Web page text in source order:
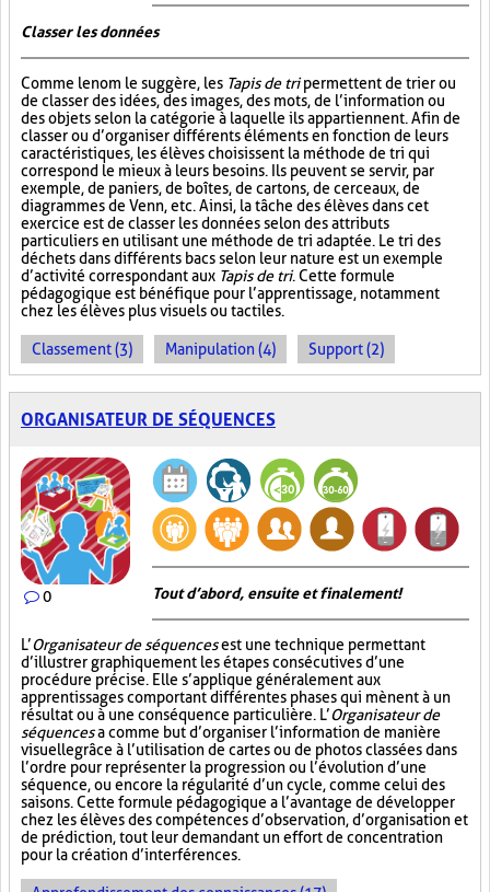
Classer les données
Comme le nom le suggère, les Tapis de tripermettent de trier ou
de classer des idées, des images, des mots, de l’information ou
des objets selon la catégorie à laquelle ils appartiennent. Afin de
classer ou d’organiser différents éléments en fonction de leurs
caractéristiques, les élèves choisissent la méthode de tri qui
correspond le mieux à leurs besoins. Ils peuvent se servir, par
exemple, de paniers, de boîtes, de cartons, de cerceaux, de
diagrammes de Venn, etc. Ainsi, la tâche des élèves dans cet
exercice est de classer les données selon des attributs
particuliers en utilisant une méthode de tri adaptée. Le tri des
déchets dans différents bacs selon leur nature est un exemple
d’activité correspondant aux Tapis de tri. Cette formule
pédagogique est bénéfique pour l’apprentissage, notamment
chez les élèves plus visuels ou tactiles.
Classement (3) Manipulation (4) Support (2)
ORGANISATEUR DE SÉQUENCES
0 Tout d’abord, ensuite et finalement!
L’Organisateur de séquencesest une technique permettant
d’illustrer graphiquement les étapes consécutives d’une
procédure précise. Elle s’applique généralement aux
apprentissages comportant différentes phases qui mènent à un
résultat ou à une conséquence particulière. L’Organisateur de
séquencesa comme but d’organiser l’information de manière
visuellegrâce à l’utilisation de cartes ou de photos classées dans
l’ordre pour représenter la progression ou l’évolution d’une
séquence, ou encore la régularité d’un cycle, comme celui des
saisons. Cette formule pédagogique a l’avantage de développer
chez les élèves des compétences d’observation, d’organisation et
de prédiction, tout leur demandant un effort de concentration
pour la création d’interférences.